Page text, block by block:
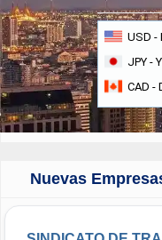
USD -
JPY -
CAD -
Nuevas